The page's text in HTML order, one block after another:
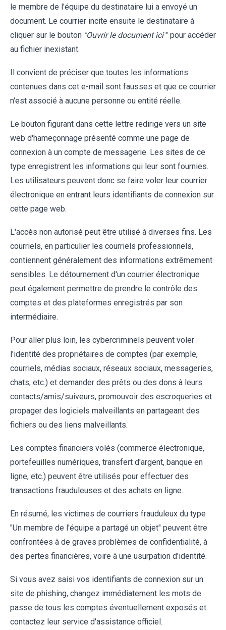
le membre de l'équipe du destinataire lui a envoyé un
document. Le courrier incite ensuite le destinataire à
cliquer sur le bouton "Ouvrir le document ici " pour accéder
au fichier inexistant.
Il convient de préciser que toutes les informations
contenues dans cet e-mail sont fausses et que ce courrier
n'est associé à aucune personne ou entité réelle.
Le bouton figurant dans cette lettre redirige vers un site
web d'hameçonnage présenté comme une page de
connexion à un compte de messagerie. Les sites de ce
type enregistrent les informations qui leur sont fournies.
Les utilisateurs peuvent donc se faire voler leur courrier
électronique en entrant leurs identifiants de connexion sur
cette page web.
L'accès non autorisé peut être utilisé à diverses fins. Les
courriels, en particulier les courriels professionnels,
contiennent généralement des informations extrêmement
sensibles. Le détournement d'un courrier électronique
peut également permettre de prendre le contrôle des
comptes et des plateformes enregistrés par son
intermédiaire.
Pour aller plus loin, les cybercriminels peuvent voler
l'identité des propriétaires de comptes (par exemple,
courriels, médias sociaux, réseaux sociaux, messageries,
chats, etc.) et demander des prêts ou des dons à leurs
contacts/amis/suiveurs, promouvoir des escroqueries et
propager des logiciels malveillants en partageant des
fichiers ou des liens malveillants.
Les comptes financiers volés (commerce électronique,
portefeuilles numériques, transfert d'argent, banque en
ligne, etc.) peuvent être utilisés pour effectuer des
transactions frauduleuses et des achats en ligne.
En résumé, les victimes de courriers frauduleux du type
"Un membre de l'équipe a partagé un objet" peuvent être
confrontées à de graves problèmes de confidentialité, à
des pertes financières, voire à une usurpation d'identité.
Si vous avez saisi vos identifiants de connexion sur un
site de phishing, changez immédiatement les mots de
passe de tous les comptes éventuellement exposés et
contactez leur service d'assistance officiel.